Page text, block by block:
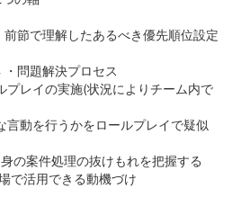
節で理解したあるべき優先順位設定
問題解決プロセス
プレイの実施(状況によりチーム内で
言動を行うかをロールプレイで疑似
の案件処理の抜けもれを把握する
活用できる動機づけ